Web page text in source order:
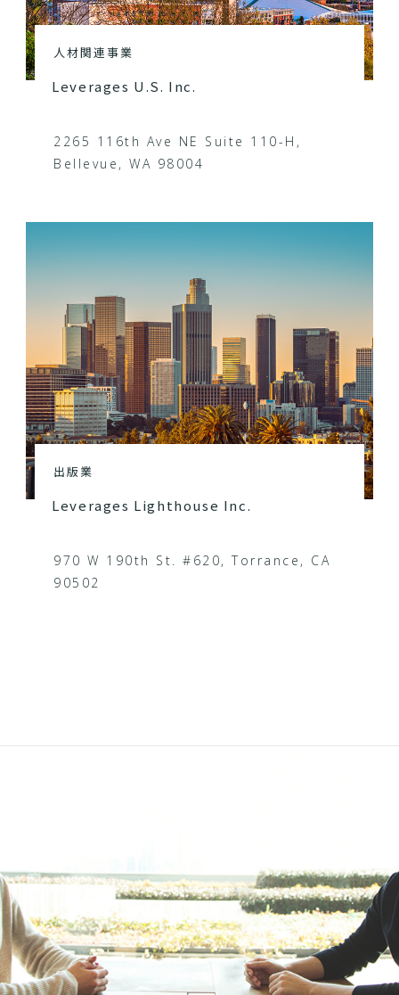
人材関連事業
Leverages U.S. Inc.
2265 116th Ave NE Suite 110-H,
Bellevue, WA 98004
出版業
Leverages Lighthouse Inc.
970 W 190th St. #620, Torrance, CA
90502